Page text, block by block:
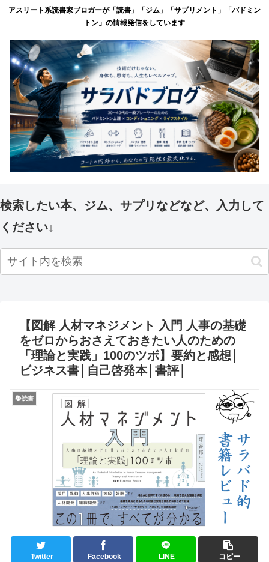
アスリート系読書家ブロガーが「読書」「ジム」「サプリメント」「バドミン
トン」の情報発信をしています
検索したい本、ジム、サプリなどなど、入力して
ください↓
【図解 人材マネジメント 入門 人事の基礎
をゼロからおさえておきたい人のための
「理論と実践」100のツボ】要約と感想│
ビジネス書│自己啓発本│書評│
📚読書
Twitter Facebook LINE
コピー